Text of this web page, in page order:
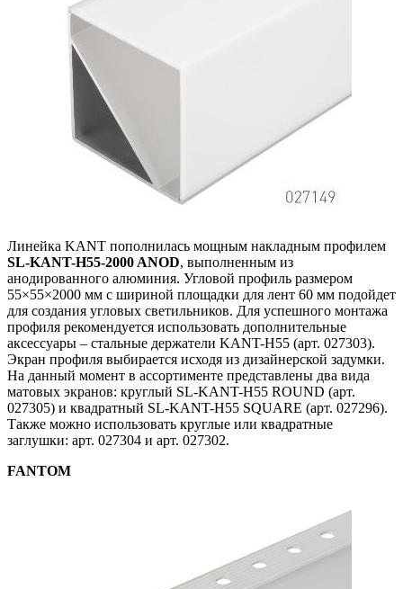
Линейка KANT пополнилась мощным накладным профилем
SL-KANT-H55-2000 ANOD, выполненным из
анодированного алюминия. Угловой профиль размером
55×55×2000 мм с шириной площадки для лент 60 мм подойдет
для создания угловых светильников. Для успешного монтажа
профиля рекомендуется использовать дополнительные
аксессуары – стальные держатели KANT-H55 (арт. 027303).
Экран профиля выбирается исходя из дизайнерской задумки.
На данный момент в ассортименте представлены два вида
матовых экранов: круглый SL-KANT-H55 ROUND (арт.
027305) и квадратный SL-KANT-H55 SQUARE (арт. 027296).
Также можно использовать круглые или квадратные
заглушки: арт. 027304 и арт. 027302.
FANTOM